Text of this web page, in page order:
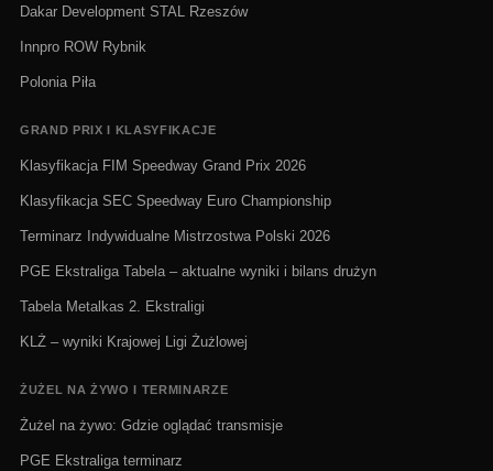
Dakar Development STAL Rzeszów
Innpro ROW Rybnik
Polonia Piła
GRAND PRIX I KLASYFIKACJE
Klasyfikacja FIM Speedway Grand Prix 2026
Klasyfikacja SEC Speedway Euro Championship
Terminarz Indywidualne Mistrzostwa Polski 2026
PGE Ekstraliga Tabela – aktualne wyniki i bilans drużyn
Tabela Metalkas 2. Ekstraligi
KLŻ – wyniki Krajowej Ligi Żużlowej
ŻUŻEL NA ŻYWO I TERMINARZE
Żużel na żywo: Gdzie oglądać transmisje
PGE Ekstraliga terminarz